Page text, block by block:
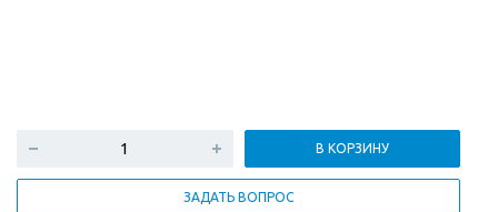
В КОРЗИНУ
ЗАДАТЬ ВОПРОС